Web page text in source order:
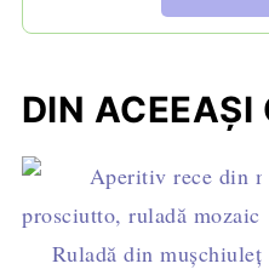
DIN ACEEAȘI
Ruladă din